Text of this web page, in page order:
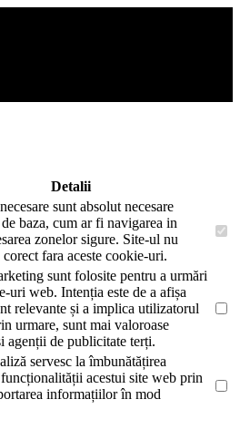
avansate si continut personalizat de
experienta ca vizitator
Detalii
sunt absolut necesare
baza, cum ar fi navigarea in
zonelor sigure. Site-ul nu
fara aceste cookie-uri.
sunt folosite pentru a urmări
uri web. Intenția este de a afișa
relevante și a implica utilizatorul
urmare, sunt mai valoroase
agenții de publicitate terți.
servesc la îmbunătățirea
acestui site web prin
informațiilor în mod